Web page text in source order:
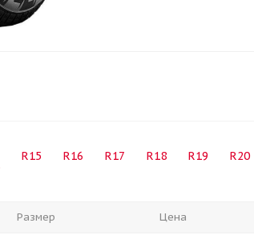
R15 R16 R17 R18 R19 R20
Размер Цена